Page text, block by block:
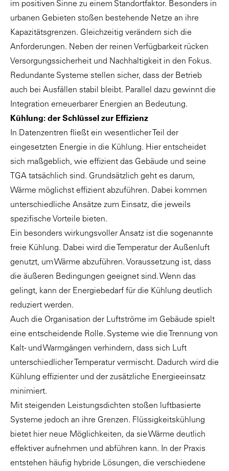
im positiven Sinne zu einem Standortfaktor. Besonders in
urbanen Gebieten stoßen bestehende Netze an ihre
Kapazitätsgrenzen. Gleichzeitig verändern sich die
Anforderungen. Neben der reinen Verfügbarkeit rücken
Versorgungssicherheit und Nachhaltigkeit in den Fokus.
Redundante Systeme stellen sicher, dass der Betrieb
auch bei Ausfällen stabil bleibt. Parallel dazu gewinnt die
Integration erneuerbarer Energien an Bedeutung.
Kühlung: der Schlüssel zur Effizienz
In Datenzentren fließt ein wesentlicher Teil der
eingesetzten Energie in die Kühlung. Hier entscheidet
sich maßgeblich, wie effizient das Gebäude und seine
TGA tatsächlich sind. Grundsätzlich geht es darum,
Wärme möglichst effizient abzuführen. Dabei kommen
unterschiedliche Ansätze zum Einsatz, die jeweils
spezifische Vorteile bieten.
Ein besonders wirkungsvoller Ansatz ist die sogenannte
freie Kühlung. Dabei wird die Temperatur der Außenluft
genutzt, um Wärme abzuführen. Voraussetzung ist, dass
die äußeren Bedingungen geeignet sind. Wenn das
gelingt, kann der Energiebedarf für die Kühlung deutlich
reduziert werden.
Auch die Organisation der Luftströme im Gebäude spielt
eine entscheidende Rolle. Systeme wie die Trennung von
Kalt- und Warmgängen verhindern, dass sich Luft
unterschiedlicher Temperatur vermischt. Dadurch wird die
Kühlung effizienter und der zusätzliche Energieeinsatz
minimiert.
Mit steigenden Leistungsdichten stoßen luftbasierte
Systeme jedoch an ihre Grenzen. Flüssigkeitskühlung
bietet hier neue Möglichkeiten, da sie Wärme deutlich
effektiver aufnehmen und abführen kann. In der Praxis
entstehen häufig hybride Lösungen, die verschiedene